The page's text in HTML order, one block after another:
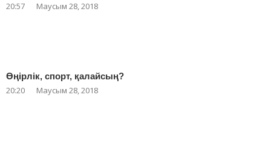
20:57 Маусым 28, 2018
Өңірлік, спорт, қалайсың?
20:20 Маусым 28, 2018